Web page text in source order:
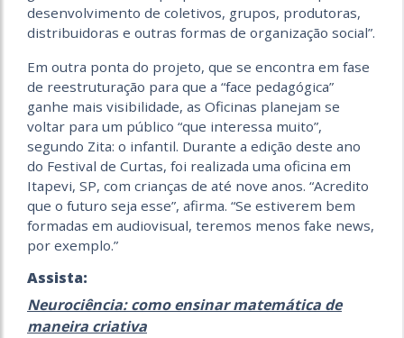
desenvolvimento de coletivos, grupos, produtoras,
distribuidoras e outras formas de organização social”.
Em outra ponta do projeto, que se encontra em fase
de reestruturação para que a “face pedagógica”
ganhe mais visibilidade, as Oficinas planejam se
voltar para um público “que interessa muito”,
segundo Zita: o infantil. Durante a edição deste ano
do Festival de Curtas, foi realizada uma oficina em
Itapevi, SP, com crianças de até nove anos. “Acredito
que o futuro seja esse”, afirma. “Se estiverem bem
formadas em audiovisual, teremos menos fake news,
por exemplo.”
Assista:
Neurociência: como ensinar matemática de
maneira criativa